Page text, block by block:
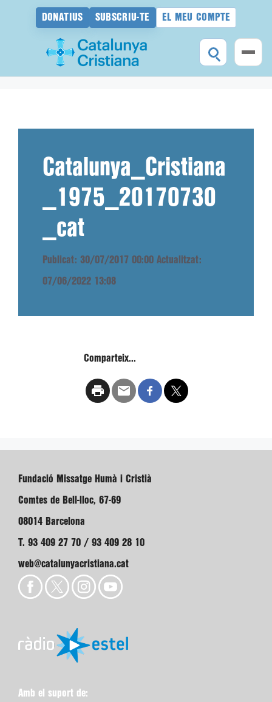
DONATIUS SUBSCRIU-TE EL MEU COMPTE
Catalunya_Cristiana
_1975_20170730
_cat
Publicat: 30/07/2017 00:00 Actualitzat:
07/06/2022 13:08
Comparteix...
Fundació Missatge Humà i Cristià
Comtes de Bell-lloc, 67-69
08014 Barcelona
T. 93 409 27 70 / 93 409 28 10
web@catalunyacristiana.cat
Amb el suport de: